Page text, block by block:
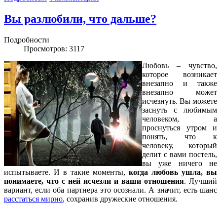
Вы разлюбили, что дальше?
Подробности
Просмотров: 3117
Любовь – чувство,
которое возникает
внезапно и также
внезапно может
исчезнуть. Вы можете
заснуть с любимым
человеком, а
проснуться утром и
понять, что к
человеку, который
делит с вами постель,
вы уже ничего не
испытываете. И в такие моменты, когда любовь ушла, вы
понимаете, что с ней исчезли и ваши отношения. Лучший
вариант, если оба партнера это осознали. А значит, есть шанс
расстаться мирно, сохранив дружеские отношения.